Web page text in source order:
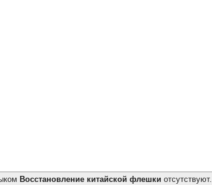
Восстановление китайской флешки отсутствуют.